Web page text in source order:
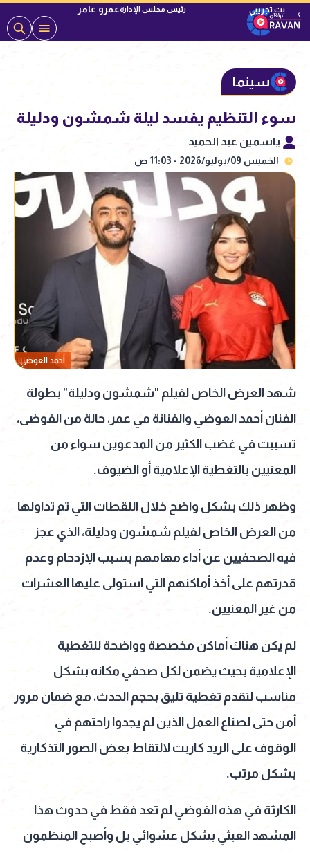
رئيس مجلس الإدارةعمرو عامر
سينما
سوء التنظيم يفسد ليلة شمشون ودليلة
ياسمين عبد الحميد
الخميس 09/يوليو/2026 - 11:03 ص
أحمد العوضي
شهد العرض الخاص لفيلم "شمشون ودليلة" بطولة
الفنان أحمد العوضي والفنانة مي عمر، حالة من الفوضى،
تسببت في غضب الكثير من المدعوين سواء من
المعنيين بالتغطية الإعلامية أو الضيوف.
وظهر ذلك بشكل واضح خلال اللقطات التي تم تداولها
من العرض الخاص لفيلم شمشون ودليلة، الذي عجز
فيه الصحفيين عن أداء مهامهم بسبب الإزدحام وعدم
قدرتهم على أخذ أماكنهم التي استولى عليها العشرات
من غير المعنيين.
لم يكن هناك أماكن مخصصة وواضحة للتغطية
الإعلامية بحيث يضمن لكل صحفي مكانه بشكل
مناسب لتقدم تغطية تليق بحجم الحدث، مع ضمان مرور
أمن حتى لصناع العمل الذين لم يجدوا راحتهم في
الوقوف على الريد كاربت لالتقاط بعض الصور التذكارية
بشكل مرتب.
الكارثة في هذه الفوضي لم تعد فقط في حدوث هذا
المشهد العبثي بشكل عشوائي بل وأصبح المنظمون